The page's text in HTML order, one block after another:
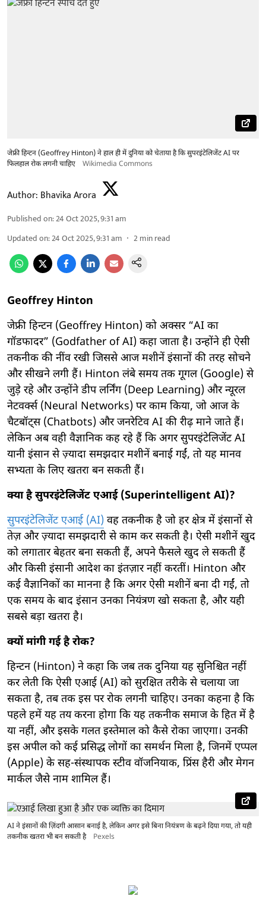
जेफ्री हिन्टन (Geoffrey Hinton) ने हाल ही में दुनिया को चेताया है कि सुपरइंटेलिजेंट AI पर
फिलहाल रोक लगनी चाहिए
Wikimedia Commons
Author: Bhavika Arora
Published on:24 Oct 2025, 9:31 am
Updated on:24 Oct 2025, 9:31 am 2min read
Geoffrey Hinton
जेफ्री हिन्टन (Geoffrey Hinton) को अक्सर “AI का
गॉडफादर” (Godfather of AI) कहा जाता है। उन्होंने ही ऐसी
तकनीक की नींव रखी जिससे आज मशीनें इंसानों की तरह सोचने
और सीखने लगी हैं। Hinton लंबे समय तक गूगल (Google) से
जुड़े रहे और उन्होंने डीप लर्निंग (Deep Learning) और न्यूरल
नेटवर्क्स (Neural Networks) पर काम किया, जो आज के
चैटबॉट्स (Chatbots) और जनरेटिव AI की रीढ़ माने जाते हैं।
लेकिन अब वही वैज्ञानिक कह रहे हैं कि अगर सुपरइंटेलिजेंट AI
यानी इंसान से ज़्यादा समझदार मशीनें बनाई गईं, तो यह मानव
सभ्यता के लिए खतरा बन सकती हैं।
क्या है सुपरइंटेलिजेंट एआई (Superintelligent AI)?
सुपरइंटेलिजेंट एआई (AI) वह तकनीक है जो हर क्षेत्र में इंसानों से
तेज़ और ज़्यादा समझदारी से काम कर सकती है। ऐसी मशीनें खुद
को लगातार बेहतर बना सकती हैं, अपने फैसले खुद ले सकती हैं
और किसी इंसानी आदेश का इंतज़ार नहीं करतीं। Hinton और
कई वैज्ञानिकों का मानना है कि अगर ऐसी मशीनें बना दी गईं, तो
एक समय के बाद इंसान उनका नियंत्रण खो सकता है, और यही
सबसे बड़ा खतरा है।
क्यों मांगी गई है रोक?
हिन्टन (Hinton) ने कहा कि जब तक दुनिया यह सुनिश्चित नहीं
कर लेती कि ऐसी एआई (AI) को सुरक्षित तरीके से चलाया जा
सकता है, तब तक इस पर रोक लगनी चाहिए। उनका कहना है कि
पहले हमें यह तय करना होगा कि यह तकनीक समाज के हित में है
या नहीं, और इसके गलत इस्तेमाल को कैसे रोका जाएगा। उनकी
इस अपील को कई प्रसिद्ध लोगों का समर्थन मिला है, जिनमें एप्पल
(Apple) के सह-संस्थापक स्टीव वॉजनियाक, प्रिंस हैरी और मेगन
मार्कल जैसे नाम शामिल हैं।
AI ने इंसानों की ज़िंदगी आसान बनाई है, लेकिन अगर इसे बिना नियंत्रण के बढ़ने दिया गया, तो यही
तकनीक खतरा भी बन सकती है
Pexels